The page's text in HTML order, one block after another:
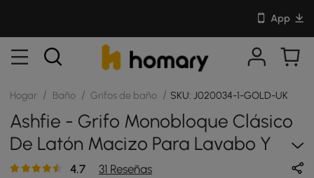
App
Hogar / Baño / Grifos de baño / SKU: J020034-1-GOLD-UK
Ashfie - Grifo Monobloque Clásico
De Latón Macizo Para Lavabo Y
Encimera
4.7 31 Reseñas